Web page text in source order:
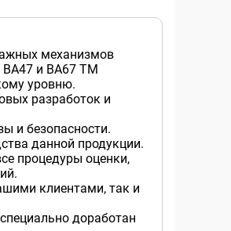
механизмов
ВА47 и ВА67 ТМ
уровню.
разработок и
и безопасности.
данной продукции.
процедуры оценки,
клиентами, так и
доработан